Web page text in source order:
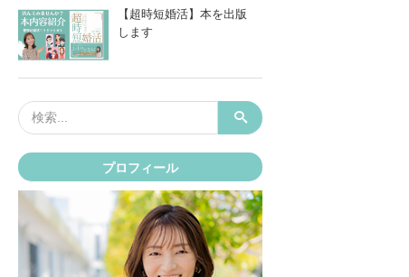
【超時短婚活】本を出版
します
プロフィール